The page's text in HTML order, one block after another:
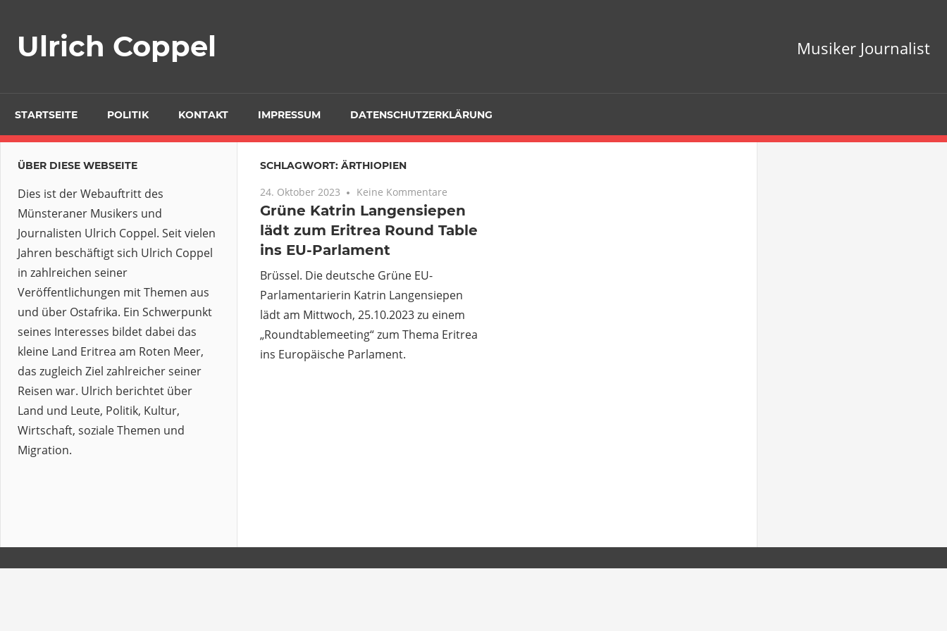
springenUlrich Coppel Musiker Journalist
STARTSEITE POLITIK KONTAKT IMPRESSUM DATENSCHUTZERKLÄRUNG
SCHLAGWORT: ÄRTHIOPIEN
24. Oktober 2023 Keine Kommentare
Grüne Katrin Langensiepen
lädt zum Eritrea Round Table
ins EU-Parlament
Brüssel. Die deutsche Grüne EU-
Parlamentarierin Katrin Langensiepen
lädt am Mittwoch, 25.10.2023 zu einem
„Roundtablemeeting“ zum Thema Eritrea
ins Europäische Parlament.
ÜBER DIESE WEBSEITE
Dies ist der Webauftritt des
Münsteraner Musikers und
Journalisten Ulrich Coppel. Seit vielen
Jahren beschäftigt sich Ulrich Coppel
in zahlreichen seiner
Veröffentlichungen mit Themen aus
und über Ostafrika. Ein Schwerpunkt
seines Interesses bildet dabei das
kleine Land Eritrea am Roten Meer,
das zugleich Ziel zahlreicher seiner
Reisen war. Ulrich berichtet über
Land und Leute, Politik, Kultur,
Wirtschaft, soziale Themen und
Migration.